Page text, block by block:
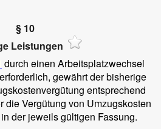
§ 10
Leistungen
durch einen Arbeitsplatzwechsel
gewährt der bisherige
entsprechend
die Vergütung von Umzugskosten
der jeweils gültigen Fassung.